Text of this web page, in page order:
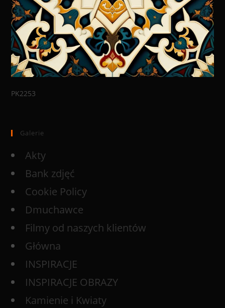
PK2253
Galerie
Akty
Bank zdjęć
Cookie Policy
Dmuchawce
Filmy od naszych klientów
Główna
INSPIRACJE
INSPIRACJE OBRAZY
Kamienie i Kwiaty